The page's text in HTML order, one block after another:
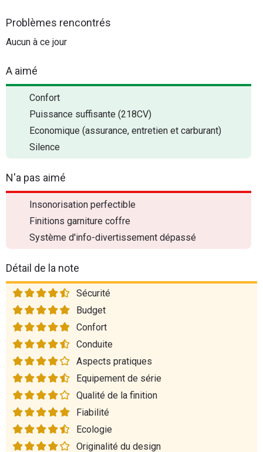
Problèmes rencontrés
Aucun à ce jour
A aimé
Confort
Puissance suffisante (218CV)
Economique (assurance, entretien et carburant)
Silence
N'a pas aimé
Insonorisation perfectible
Finitions garniture coffre
Système d'info-divertissement dépassé
Détail de la note
Sécurité
Budget
Confort
Conduite
Aspects pratiques
Equipement de série
Qualité de la finition
Fiabilité
Ecologie
Originalité du design